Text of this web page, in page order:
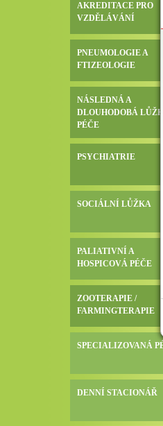
AKREDITACE PRO
VZDĚLÁVÁNÍ
PNEUMOLOGIE A
FTIZEOLOGIE
NÁSLEDNÁ A
DLOUHODOBÁ
PÉČE
PSYCHIATRIE
SOCIÁLNÍ LŮŽKA
PALIATIVNÍ A
HOSPICOVÁ PÉČE
ZOOTERAPIE /
FARMINGTERAPIE
SPECIALIZOVANÁ
DENNÍ STACIONÁŘ